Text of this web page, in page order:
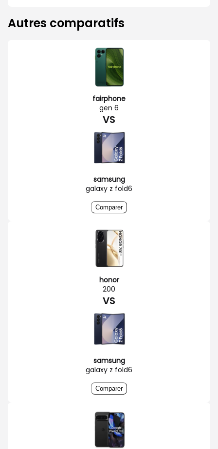
Autres comparatifs
fairphone
gen 6
VS
samsung
galaxy z fold6
Comparer
honor
200
VS
samsung
galaxy z fold6
Comparer